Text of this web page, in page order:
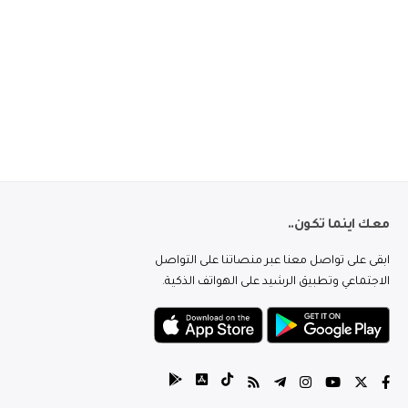
معك اينما تكون..
ابقى على تواصل معنا عبر منصاتنا على التواصل
الاجتماعي وتطبيق الرشيد على الهواتف الذكية.